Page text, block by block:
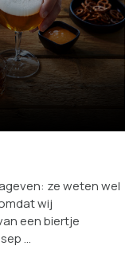
ze weten wel
wij
een biertje
…